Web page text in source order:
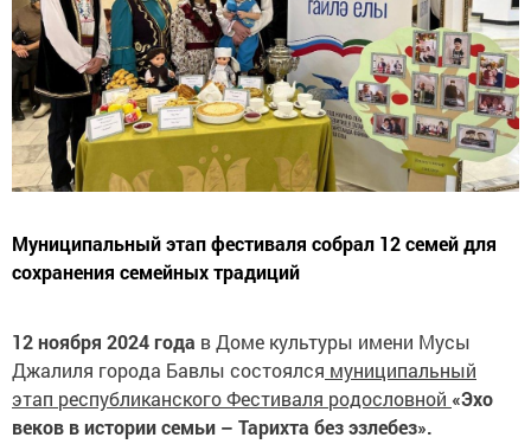
Муниципальный этап фестиваля собрал 12 семей для
сохранения семейных традиций
12 ноября 2024 года в Доме культуры имени Мусы
Джалиля города Бавлы состоялся муниципальный
этап республиканского Фестиваля родословной «Эхо
веков в истории семьи – Тарихта без эзлебез».